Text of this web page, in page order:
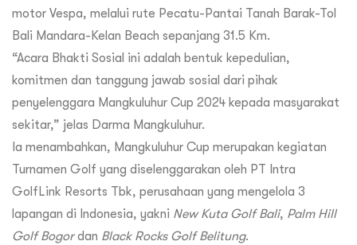
motor Vespa, melalui rute Pecatu-Pantai Tanah Barak-Tol
Bali Mandara-Kelan Beach sepanjang 31.5 Km.
“Acara Bhakti Sosial ini adalah bentuk kepedulian,
komitmen dan tanggung jawab sosial dari pihak
penyelenggara Mangkuluhur Cup 2024 kepada masyarakat
sekitar,” jelas Darma Mangkuluhur.
Ia menambahkan, Mangkuluhur Cup merupakan kegiatan
Turnamen Golf yang diselenggarakan oleh PT Intra
GolfLink Resorts Tbk, perusahaan yang mengelola 3
lapangan di Indonesia, yakni New Kuta Golf Bali, Palm Hill
Golf Bogordan Black Rocks Golf Belitung.